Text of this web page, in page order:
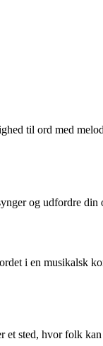
til ord med
og udfordre din
i en musikalsk
et sted, hvor folk